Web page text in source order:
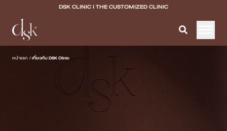
DSK CLINIC I THE CUSTOMIZED CLINIC
หน้าแรก
เกี่ยวกับ DSK Clinic
หน้าแรก /เกี่ยวกับ DSK Clinic